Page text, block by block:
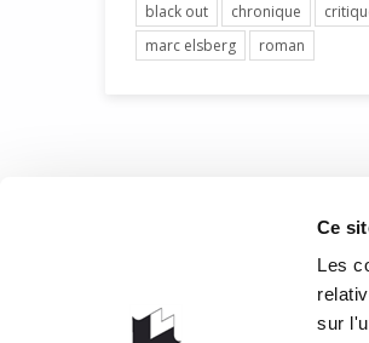
Ce
Les
sur
black out chronique
marc elsberg
roman